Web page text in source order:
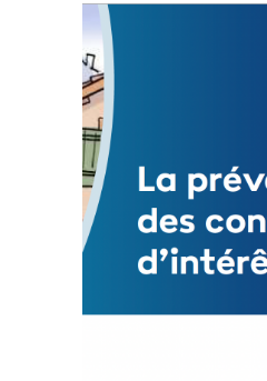
Statut de l’élu local
3 avril 2024
Mise à jour avril 2024
FEUILLETER